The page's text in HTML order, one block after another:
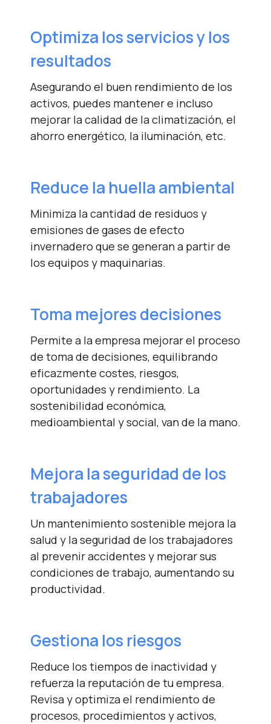
Optimiza los servicios ylos
resultados
Asegurando el buen rendimiento de los
activos, puedes mantener e incluso
mejorar la calidad de la climatización, el
ahorro energético, la iluminación, etc.
Reduce la huellaambiental
Minimiza la cantidad de residuos y
emisiones de gases de efecto
invernadero que se generan a partir de
los equipos y maquinarias.
Toma mejoresdecisiones
Permite a la empresa mejorar el proceso
de toma de decisiones, equilibrando
eficazmente costes, riesgos,
oportunidades y rendimiento. La
sostenibilidad económica,
medioambiental y social, van de la mano.
Mejora la seguridad de los
trabajadores
Un mantenimiento sostenible mejora la
salud y la seguridad de los trabajadores
al prevenir accidentes y mejorar sus
condiciones de trabajo, aumentando su
productividad.
Gestiona los riesgos
Reduce los tiempos de inactividad y
refuerza la reputación de tu empresa.
Revisa y optimiza el rendimiento de
procesos, procedimientos y activos,